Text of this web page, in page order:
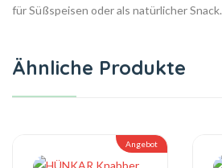
für Süßspeisen oder als natürlicher Snack.
Ähnliche Produkte
Angebot